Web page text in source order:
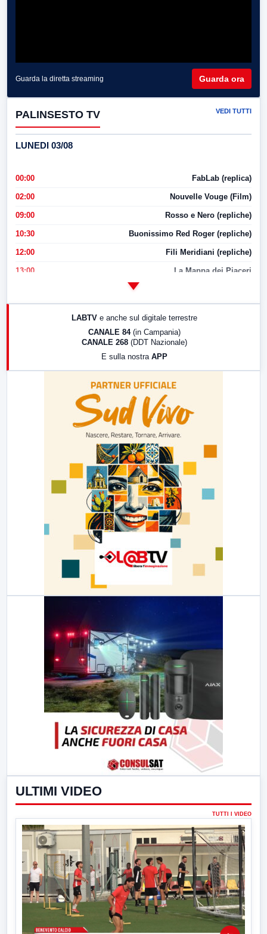
Guarda la diretta streaming Guarda ora
PALINSESTO TV VEDI TUTTI
LUNEDI 03/08
00:00 FabLab (replica)
02:00 Nouvelle Vouge (Film)
09:00 Rosso e Nero (repliche)
10:30 Buonissimo Red Roger (repliche)
12:00 Fili Meridiani (repliche)
13:00 La Mappa dei Piaceri
LABTV e anche sul digitale terrestre
CANALE 84 (in Campania)
CANALE 268 (DDT Nazionale)
E sulla nostra APP
ULTIMI VIDEO
TUTTI I VIDEO